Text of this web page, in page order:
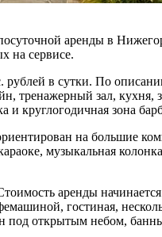
аренды в
на сервисе.
в сутки. По
тренажерный зал, кухня,
и круглогодичная зона
на большие
музыкальная
аренды
гостиная,
открытым небом,